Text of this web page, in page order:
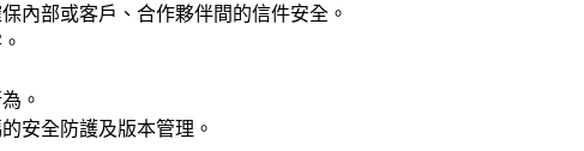
內部或客戶、合作夥伴間的信件安全。
。
安全防護及版本管理。